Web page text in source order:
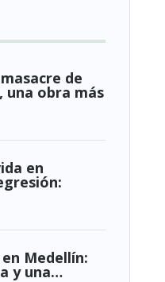
de
una obra más
en
Medellín:
y una…